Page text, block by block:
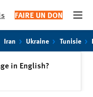
FAIRE UN DON
Iran Ukraine Tunisie
in English?